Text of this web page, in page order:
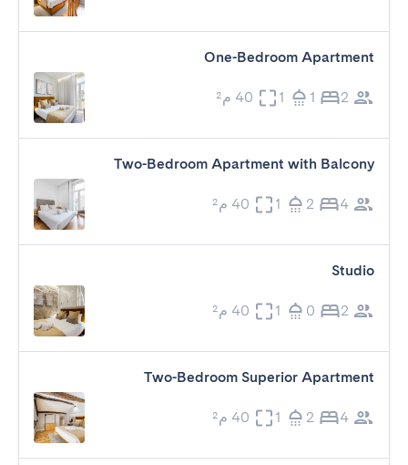
One-Bedroom Apartment
2
1
1 40 م²
Two-Bedroom Apartment with Balcony
4
2
1 40 م²
Studio
2
0
1 40 م²
Two-Bedroom Superior Apartment
4
2
1 40 م²